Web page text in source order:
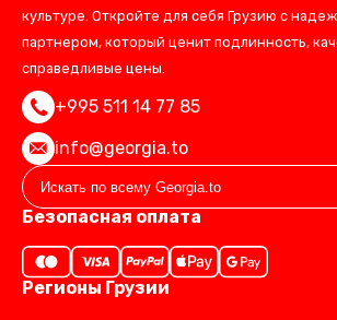
культуре. Откройте для себя Грузию с
партнером, который ценит подлинность,
справедливые цены.
+995 511 14 77 85
info@georgia.to
Безопасная оплата
Регионы Грузии